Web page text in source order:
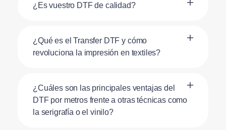
¿Es vuestro DTF de calidad?
¿Qué es el Transfer DTF y cómo
revoluciona la impresión en textiles?
¿Cuáles son las principales ventajas del
DTF por metros frente a otras técnicas como
la serigrafía o el vinilo?